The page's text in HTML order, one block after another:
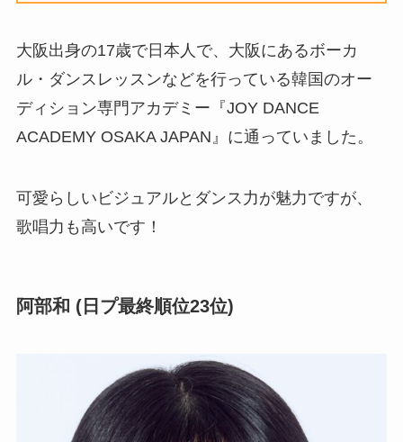
大阪出身の17歳で日本人で、大阪にあるボーカ
ル・ダンスレッスンなどを行っている韓国のオー
ディション専門アカデミー『JOY DANCE
ACADEMY OSAKA JAPAN』に通っていました。
可愛らしいビジュアルとダンス力が魅力ですが、
歌唱力も高いです！
阿部和 (日プ最終順位23位)